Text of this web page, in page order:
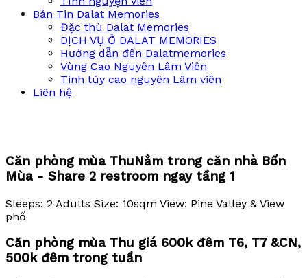
Bản Tin Dalat Memories
Đặc thù Dalat Memories
DỊCH VỤ Ở DALAT MEMORIES
Hướng dẫn đến Dalatmemories
Vùng Cao Nguyên Lâm Viên
Tinh túy cao nguyên Lâm viên
Liên hệ
Căn phòng mùa ThuNằm trong căn nhà Bốn
Mùa - Share 2 restroom ngay tầng 1
Sleeps: 2 Adults Size: 10sqm View: Pine Valley & View
phố
Căn phòng mùa Thu giá 600k đêm T6, T7 &CN,
500k đêm trong tuần